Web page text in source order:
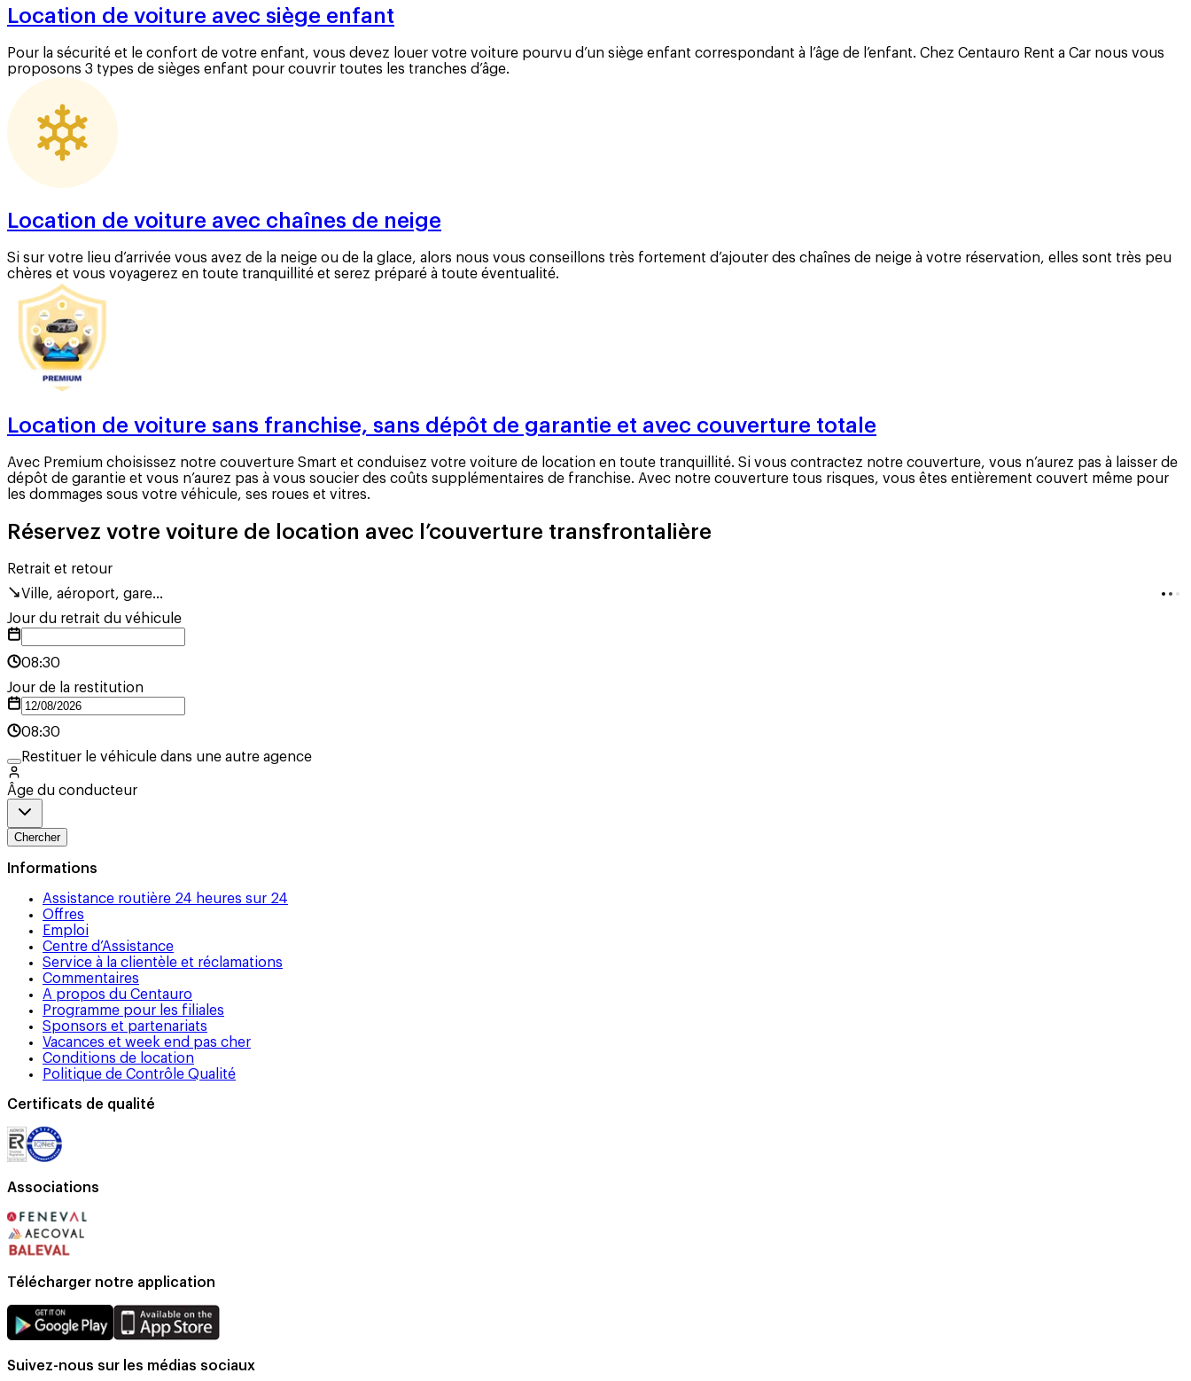
Location de voiture avec siège enfant
Pour la sécurité et le confort de votre enfant, vous devez louer votre voiture pourvu d’un siège enfant correspondant à l’âge de l’enfant. Chez Centauro Rent a Car nous vous
proposons 3 types de sièges enfant pour couvrir toutes les tranches d’âge.
Location de voiture avec chaînes de neige
Si sur votre lieu d’arrivée vous avez de la neige ou de la glace, alors nous vous conseillons très fortement d’ajouter des chaînes de neige à votre réservation, elles sont très peu
chères et vous voyagerez en toute tranquillité et serez préparé à toute éventualité.
Location de voiture sans franchise, sans dépôt de garantie et avec couverture totale
Avec Premium choisissez notre couverture Smart et conduisez votre voiture de location en toute tranquillité. Si vous contractez notre couverture, vous n’aurez pas à laisser de
dépôt de garantie et vous n’aurez pas à vous soucier des coûts supplémentaires de franchise. Avec notre couverture tous risques, vous êtes entièrement couvert même pour
les dommages sous votre véhicule, ses roues et vitres.
Réservez votre voiture de location avec l’couverture transfrontalière
Retrait et retour
Ville, aéroport, gare...
Jour du retrait du véhicule
08:30
Jour de la restitution
08:30
Restituer le véhicule dans une autre agence
Âge du conducteur
Chercher
Informations
Assistance routière 24 heures sur 24
Offres
Emploi
Centre d’Assistance
Service à la clientèle et réclamations
Commentaires
A propos du Centauro
Programme pour les filiales
Sponsors et partenariats
Vacances et week end pas cher
Conditions de location
Politique de Contrôle Qualité
Certificats de qualité
Associations
Télécharger notre application
Suivez-nous sur les médias sociaux